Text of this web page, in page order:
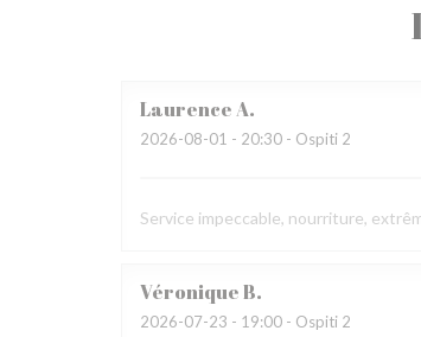
LaurenceA
2026-08-01 - 20:30 - Ospiti 2
Service impeccable, nourriture,
VéroniqueB
2026-07-23 - 19:00 - Ospiti 2